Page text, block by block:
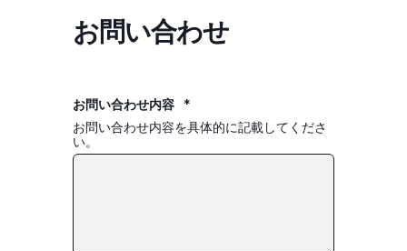
お問い合わせ
お問い合わせ内容
*
お問い合わせ内容を具体的に記載してくださ
い。